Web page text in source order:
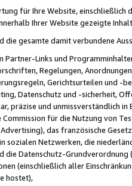
für Ihre Website,
Ihrer Website gezeigte
die gesamte damit verbundene
Partner-Links und
Regelungen,
Gerichtsurteilen und -
Datenschutz und -sicherheit,
präzise und unmissverständlich
für die Nutzung von
das französische
sozialen Netzwerken, die
die Datenschutz-
(einschließlich aller
hostet),